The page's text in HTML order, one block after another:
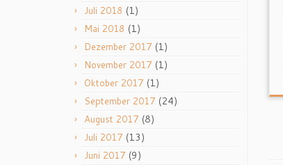
Juli 2018 (1)
Mai 2018 (1)
Dezember 2017 (1)
November 2017 (1)
Oktober 2017 (1)
September 2017 (24)
August 2017 (8)
Juli 2017 (13)
Juni 2017 (9)